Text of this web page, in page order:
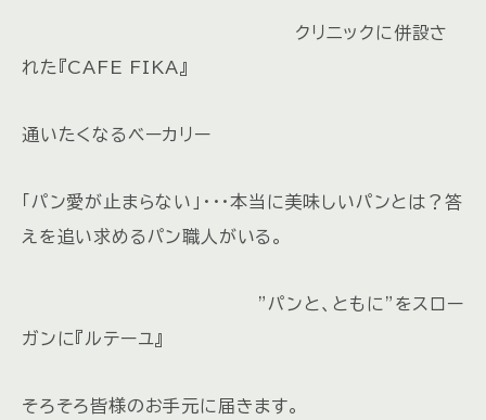
クリニックに併設さ
れた『CAFE FIKA』
通いたくなるベーカリー
「パン愛が止まらない」・・・本当に美味しいパンとは？答
えを追い求めるパン職人がいる。
”パンと、ともに”をスロー
ガンに『ルテーユ』
そろそろ皆様のお手元に届きます。